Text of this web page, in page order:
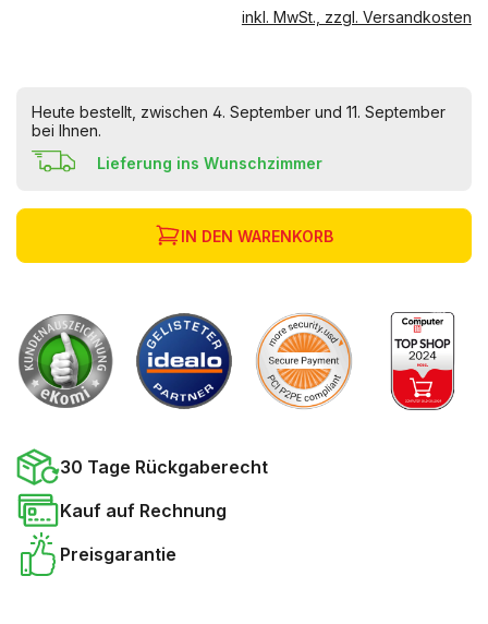
inkl. MwSt., zzgl. Versandkosten
Heute bestellt, zwischen 4. September und 11. September
bei Ihnen.
Lieferung ins Wunschzimmer
IN DEN WARENKORB
30 Tage Rückgaberecht
Kauf auf Rechnung
Preisgarantie